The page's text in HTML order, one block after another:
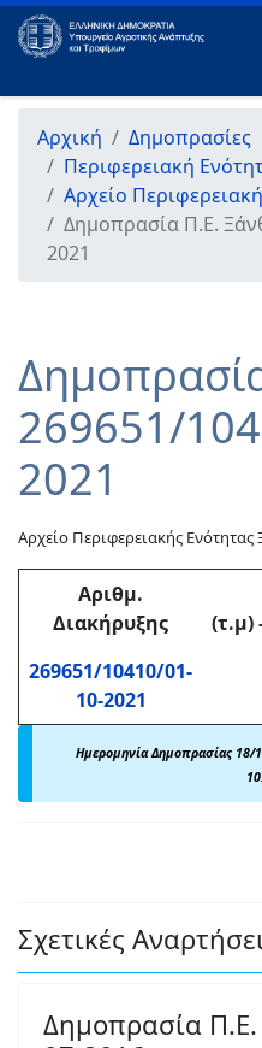
Αρχική
Δημοπρασίες
Περιφερειακή
Αρχείο
Δημοπρασία Π.Ε.
2021
269651/
2021
Αρχείο Περιφερειακής Ενότητας
Αριθμ.
Διακήρυξης
(τ.μ)
269651/10410/01-
10-2021
Ημερομηνία Δημοπρασίας 18/
Σχετικές
Δημοπρασία